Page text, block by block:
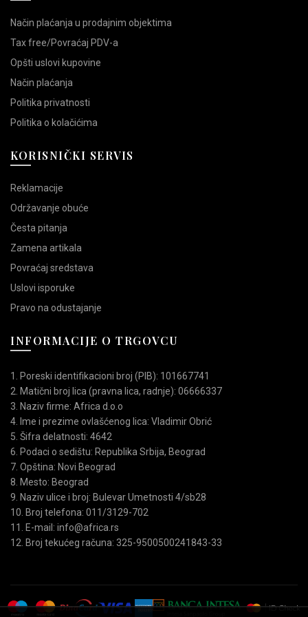
Način plaćanja u prodajnim objektima
Tax free/Povraćaj PDV-a
Opšti uslovi kupovine
Način plaćanja
Politika privatnosti
Politika o kolačićima
KORISNIČKI SERVIS
Reklamacije
Održavanje obuće
Česta pitanja
Zamena artikala
Povraćaj sredstava
Uslovi isporuke
Pravo na odustajanje
INFORMACIJE O TRGOVCU
1. Poreski identifikacioni broj (PIB): 101667741
2. Matični broj lica (pravna lica, radnje): 06666337
3. Naziv firme: Africa d.o.o
4. Ime i prezime ovlašćenog lica: Vladimir Obrić
5. Šifra delatnosti: 4642
6. Podaci o sedištu: Republika Srbija, Beograd
7. Opština: Novi Beograd
8. Mesto: Beograd
9. Naziv ulice i broj: Bulevar Umetnosti 4/sb28
10. Broj telefona: 011/3129-702
11. E-mail: info@africa.rs
12. Broj tekućeg računa: 325-9500500241843-33